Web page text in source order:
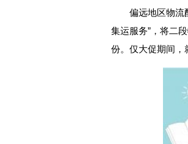
偏远地区物流
集运服务”，将二
份。仅大促期间，